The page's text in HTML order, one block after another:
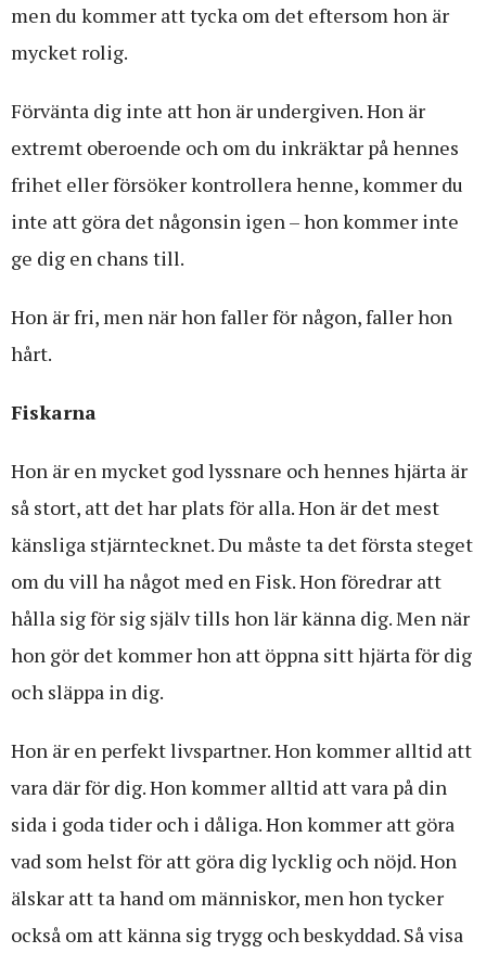
men du kommer att tycka om det eftersom hon är
mycket rolig.
Förvänta dig inte att hon är undergiven. Hon är
extremt oberoende och om du inkräktar på hennes
frihet eller försöker kontrollera henne, kommer du
inte att göra det någonsin igen – hon kommer inte
ge dig en chans till.
Hon är fri, men när hon faller för någon, faller hon
hårt.
Fiskarna
Hon är en mycket god lyssnare och hennes hjärta är
så stort, att det har plats för alla. Hon är det mest
känsliga stjärntecknet. Du måste ta det första steget
om du vill ha något med en Fisk. Hon föredrar att
hålla sig för sig själv tills hon lär känna dig. Men när
hon gör det kommer hon att öppna sitt hjärta för dig
och släppa in dig.
Hon är en perfekt livspartner. Hon kommer alltid att
vara där för dig. Hon kommer alltid att vara på din
sida i goda tider och i dåliga. Hon kommer att göra
vad som helst för att göra dig lycklig och nöjd. Hon
älskar att ta hand om människor, men hon tycker
också om att känna sig trygg och beskyddad. Så visa